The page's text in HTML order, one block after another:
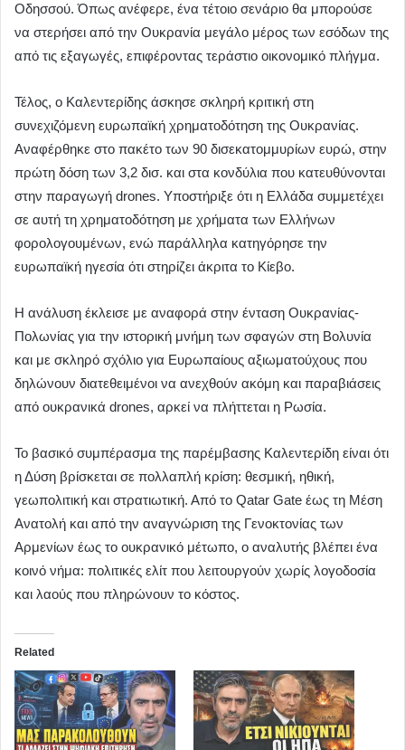
Οδησσού. Όπως ανέφερε, ένα τέτοιο σενάριο θα μπορούσε
να στερήσει από την Ουκρανία μεγάλο μέρος των εσόδων της
από τις εξαγωγές, επιφέροντας τεράστιο οικονομικό πλήγμα.
Τέλος, ο Καλεντερίδης άσκησε σκληρή κριτική στη
συνεχιζόμενη ευρωπαϊκή χρηματοδότηση της Ουκρανίας.
Αναφέρθηκε στο πακέτο των 90 δισεκατομμυρίων ευρώ, στην
πρώτη δόση των 3,2 δισ. και στα κονδύλια που κατευθύνονται
στην παραγωγή drones. Υποστήριξε ότι η Ελλάδα συμμετέχει
σε αυτή τη χρηματοδότηση με χρήματα των Ελλήνων
φορολογουμένων, ενώ παράλληλα κατηγόρησε την
ευρωπαϊκή ηγεσία ότι στηρίζει άκριτα το Κίεβο.
Η ανάλυση έκλεισε με αναφορά στην ένταση Ουκρανίας-
Πολωνίας για την ιστορική μνήμη των σφαγών στη Βολυνία
και με σκληρό σχόλιο για Ευρωπαίους αξιωματούχους που
δηλώνουν διατεθειμένοι να ανεχθούν ακόμη και παραβιάσεις
από ουκρανικά drones, αρκεί να πλήττεται η Ρωσία.
Το βασικό συμπέρασμα της παρέμβασης Καλεντερίδη είναι ότι
η Δύση βρίσκεται σε πολλαπλή κρίση: θεσμική, ηθική,
γεωπολιτική και στρατιωτική. Από το Qatar Gate έως τη Μέση
Ανατολή και από την αναγνώριση της Γενοκτονίας των
Αρμενίων έως το ουκρανικό μέτωπο, ο αναλυτής βλέπει ένα
κοινό νήμα: πολιτικές ελίτ που λειτουργούν χωρίς λογοδοσία
και λαούς που πληρώνουν το κόστος.
Related